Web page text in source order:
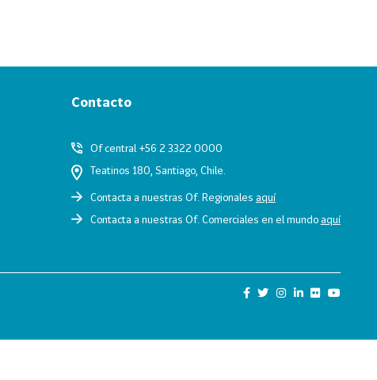
Contacto
Of central +56 2 3322 0000
Teatinos 180, Santiago, Chile.
Contacta a nuestras Of. Regionales aquí
Contacta a nuestras Of. Comerciales en el mundoaquí